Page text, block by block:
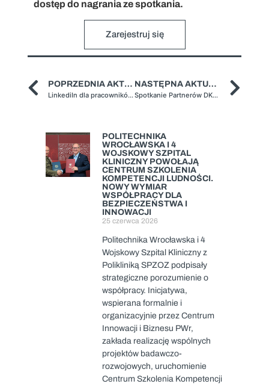
dostęp do nagrania ze spotkania.
Zarejestruj się
POPRZEDNIA AKTUALNOŚĆ
LinkediIn dla pracowników naukowych — szkolenie dla pracowników PWr i absolwentów (edycja 3)
NASTĘPNA AKTUALNOŚĆ
Spotkanie Partnerów DKM i DKL na Politechnice Wrocławskiej
POLITECHNIKA
WROCŁAWSKA I 4
WOJSKOWY SZPITAL
KLINICZNY POWOŁAJĄ
CENTRUM SZKOLENIA
KOMPETENCJI LUDNOŚCI.
NOWY WYMIAR
WSPÓŁPRACY DLA
BEZPIECZEŃSTWA I
INNOWACJI
25 czerwca 2026
Politechnika Wrocławska i 4
Wojskowy Szpital Kliniczny z
Polikliniką SPZOZ podpisały
strategiczne porozumienie o
współpracy. Inicjatywa,
wspierana formalnie i
organizacyjnie przez Centrum
Innowacji i Biznesu PWr,
zakłada realizację wspólnych
projektów badawczo-
rozwojowych, uruchomienie
Centrum Szkolenia Kompetencji